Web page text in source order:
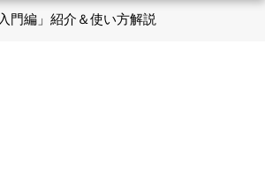
門編」紹介＆使い方解説